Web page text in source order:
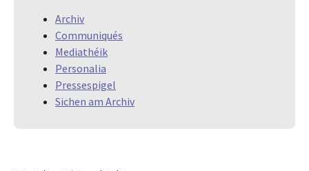
Archiv
Communiqués
Mediathéik
Personalia
Pressespigel
Sichen am Archiv